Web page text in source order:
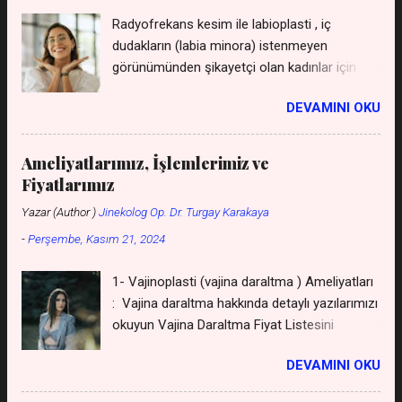
Radyofrekans kesim ile labioplasti , iç
dudakların (labia minora) istenmeyen
görünümünden şikayetçi olan kadınlar için
kalmadan gerçekleştirilen bir yöntemdir. Bu
yöntem, geleneksel cerrahi yöntemlere göre
daha az invaziv olması, iyileşme sürecini
hızlandırması ve daha az ağrıya neden olması
gibi avantajları sunar. *** Labioplasti Genital
Estetik Fiyat Listesini WhatsApp'tan isteyin
*** ( kişiler listesine kaydetmeniz gerekmez
Görüşme ve Ücretsiz Muayene Randevusu
İçin Tıklayın *** **** Labioplasti Hasta
Yorumlarını Okuyunuz, Tartışmaya Katılınız,
Jinekolog Op. Dr. Turgay Karakaya
Cerrahpaşa Tıp Fak. Diploma Uzmanlık
DEVAMINI OKU
Ameliyatlarımız, İşlemlerimiz ve
Fiyatlarımız
Yazar (Author )Jinekolog Op. Dr. Turgay Karakaya
-Perşembe, Kasım 21, 2024
1- Vajinoplasti (vajina daraltma ) Ameliyatları
: Vajina daraltma hakkında detaylı yazılarımızı
okuyun Vajina Daraltma Fiyat Listesini
Yaptıranların Yorumlarını Okuyun Jinekolog
Op. Dr. Turgay Karakaya Cerrahpaşa Tıp Fak.
DEVAMINI OKU